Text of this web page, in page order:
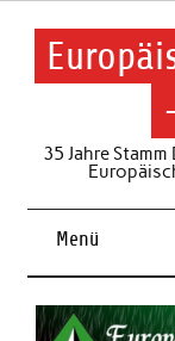
Skip
content
35 Jahre
Menü